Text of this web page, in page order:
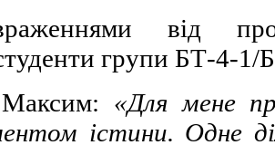
від
групи БТ-4-1/
«Для мене
істини. Одне